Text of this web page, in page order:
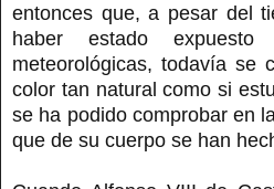
entonces que, a pesar del
haber estado
meteorológicas, todavía se
color tan natural como si
se ha podido comprobar en
que de su cuerpo se han